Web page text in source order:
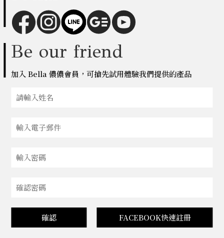
Be our friend
加入 Bella 儂儂會員，可搶先試用體驗我們提供的產品
確認 FACEBOOK快速註冊